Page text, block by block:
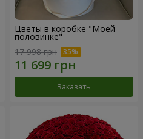
Цветы в коробке "Моей
половинке"
17 998 грн
Заказать